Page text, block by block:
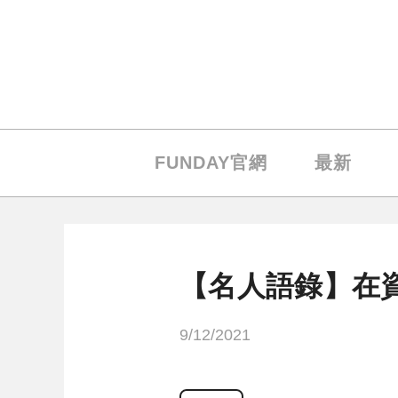
FUNDAY官網 最新
【名人語錄】
9/12/2021